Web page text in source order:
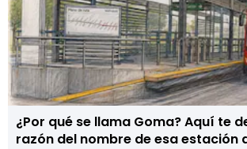
¿Por qué se llama Goma? Aquí te
razón del nombre de esa estación